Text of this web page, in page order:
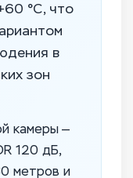
°C, что
в
зон
камеры —
120 дБ,
метров и